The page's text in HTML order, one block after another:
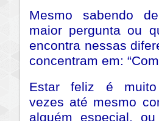
Mesmo sabendo
maior pergunta ou
encontra nessas
concentram em:
Estar feliz é
vezes até mesmo
alguém especial,